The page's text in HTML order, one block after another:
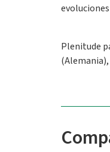
Plenitude